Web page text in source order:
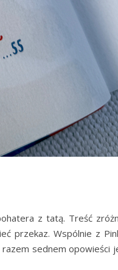
z tatą. Treść
przekaz. Wspólnie z
sednem opowieści